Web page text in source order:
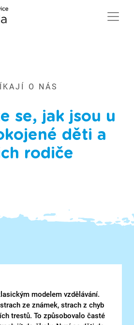
O NÁS
se, jak jsou u
děti a
rodiče
modelem vzdělávání.
ze známek, strach z chyb
trestů. To způsobovalo časté